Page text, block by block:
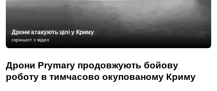
Дрони атакують цілі у Криму
скріншот з відео
Дрони Prymary продовжують бойову
роботу в тимчасово окупованому Криму